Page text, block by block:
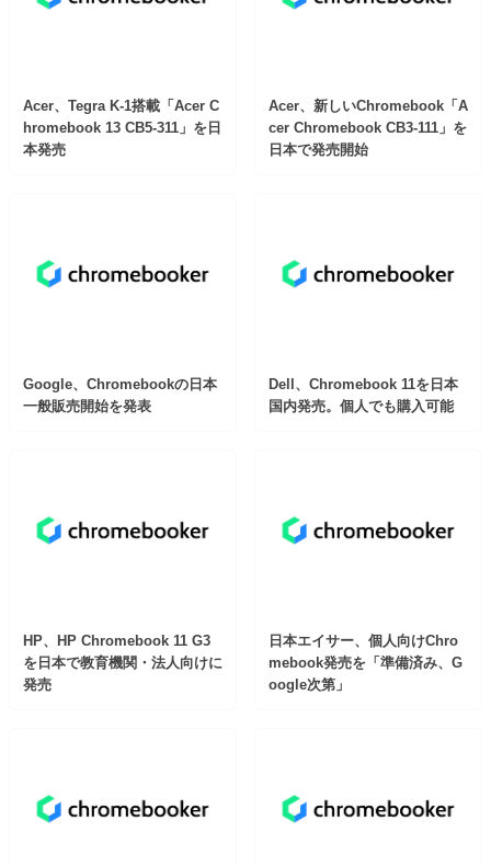
Acer、Tegra K-1搭載「Acer C
hromebook 13 CB5-311」を日
本発売
Acer、新しいChromebook「A
cer Chromebook CB3-111」を
日本で発売開始
Google、Chromebookの日本
一般販売開始を発表
Dell、Chromebook 11を日本
国内発売。個人でも購入可能
HP、HP Chromebook 11 G3
を日本で教育機関・法人向けに
発売
日本エイサー、個人向けChro
mebook発売を「準備済み、G
oogle次第」